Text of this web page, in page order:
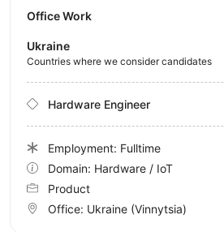
Office Work
Ukraine
Countries where we consider candidates
Hardware Engineer
Employment: Fulltime
Domain: Hardware / IoT
Product
Office: Ukraine (Vinnytsia)